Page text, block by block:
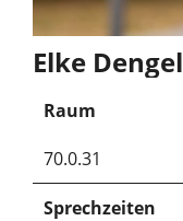
Elke Dengel
Raum
70.0.31
Sprechzeiten